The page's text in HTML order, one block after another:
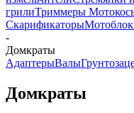
грилиТриммеры
Скарификаторы
-
Домкраты
АдаптерыВалы
Домкраты